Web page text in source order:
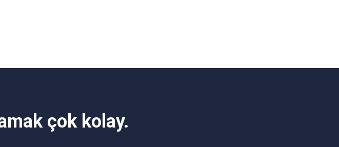
entry, the game is completely free
learn more: http://www.shapekeeper.net/cashmanblast/tos.html. Please read
çok kolay.